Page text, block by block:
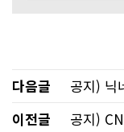
다음글
공지) 닉
이전글
공지)